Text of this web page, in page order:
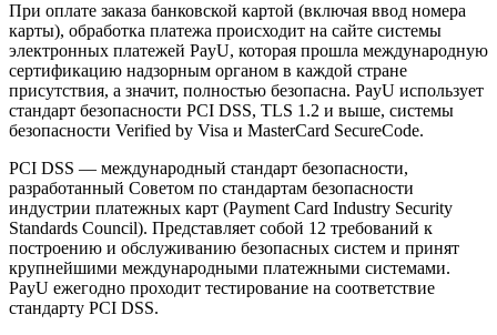
При оплате заказа банковской картой (включая ввод номера
карты), обработка платежа происходит на сайте системы
электронных платежей PayU, которая прошла международную
сертификацию надзорным органом в каждой стране
присутствия, а значит, полностью безопасна. PayU использует
стандарт безопасности PCI DSS, TLS 1.2 и выше, системы
безопасности Verified by Visa и MasterCard SecureCode.
PCI DSS — международный стандарт безопасности,
разработанный Советом по стандартам безопасности
индустрии платежных карт (Payment Card Industry Security
Standards Council). Представляет собой 12 требований к
построению и обслуживанию безопасных систем и принят
крупнейшими международными платежными системами.
PayU ежегодно проходит тестирование на соответствие
стандарту PCI DSS.